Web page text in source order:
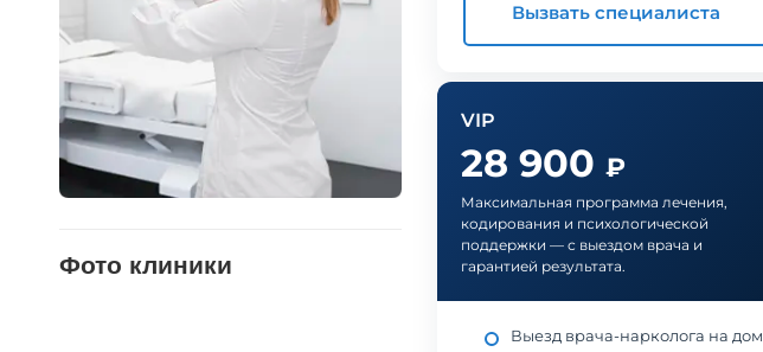
Фото клиники
Вызвать специалиста
VIP
28 900 ₽
Максимальная программа лечения,
кодирования и психологической
поддержки — с выездом врача и
гарантией результата.
Выезд врача-нарколога на дом